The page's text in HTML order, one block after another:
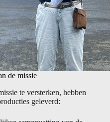
de missie
te versterken, hebben
geleverd: